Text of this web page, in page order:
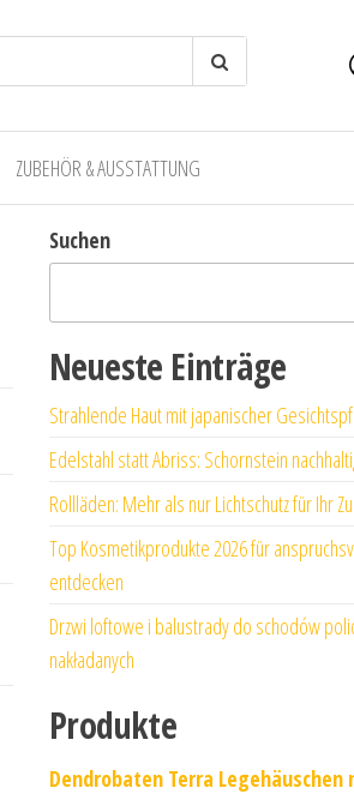
ZUBEHÖR & AUSSTATTUNG
Suchen
Neueste Einträge
Strahlende Haut mit japanischer
Edelstahl statt Abriss: Schornstein
Rollläden: Mehr als nur Lichtschutz für Ihr
Top Kosmetikprodukte 2026 für
entdecken
Drzwi loftowe i balustrady do schodów
nakładanych
Produkte
Dendrobaten Terra Legehäuschen